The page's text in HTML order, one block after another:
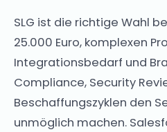
SLG ist die richtige Wahl
25.000 Euro, komplexen
Integrationsbedarf und
Compliance, Security
Beschaffungszyklen den
unmöglich machen.